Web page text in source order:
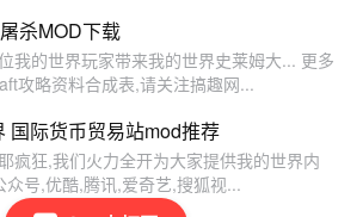
杀MOD下载
我的世界玩家带来我的世界史莱姆大... 更多
攻略资料合成表,请关注搞趣网...
国际货币贸易站mod推荐
疯狂,我们火力全开为大家提供我的世界内
众号,优酷,腾讯,爱奇艺,搜狐视...